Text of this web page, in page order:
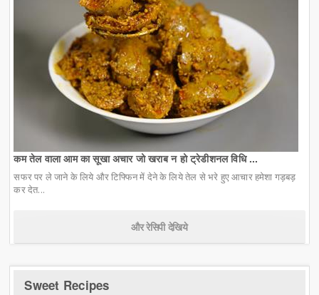
कम तेल वाला आम का सूखा अचार जो खराब न हो ट्रेडीशनल विधि ...
सफर पर ले जाने के लिये और टिफ्फिन में देने के लिये तेल से भरे हुए आचार हमेशा गड़बड़
कर देत...
और रेसिपी देखिये
Sweet Recipes